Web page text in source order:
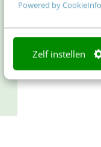
Powered by CookieInfo
Zelf instellen